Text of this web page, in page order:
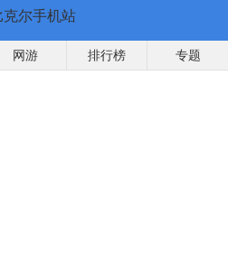
网游 排行榜 专题